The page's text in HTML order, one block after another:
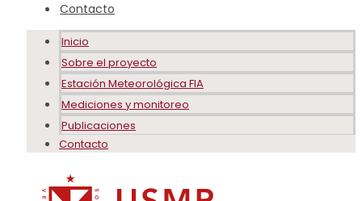
Contacto
Inicio
Sobre el proyecto
Estación Meteorológica FIA
Mediciones y monitoreo
Publicaciones
Contacto